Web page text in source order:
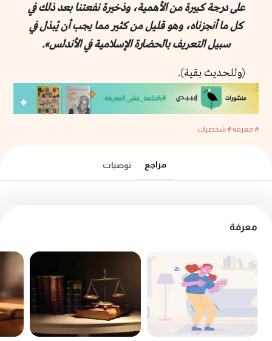
على درجة كبيرة من الأهمية، وذخيرة نفعتنا بعد ذلك في
كل ما أنجزناه، وهو قليل من كثير مما يجب أن يُبذل في
سبيل التعريف بالحضارة الإسلامية في الأندلس».
(وللحديث بقية).
# معرفة# شخصيات
مراجع توصيات
معرفة